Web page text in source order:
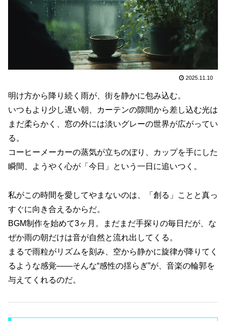
2025.11.10
明け方から降り続く雨が、街を静かに包み込む。
いつもより少し遅い朝、カーテンの隙間から差し込む光は
まだ柔らかく、窓の外には淡いグレーの世界が広がってい
る。
コーヒーメーカーの蒸気が立ちのぼり、カップを手にした
瞬間、ようやく心が「今日」という一日に追いつく。
私がこの時間を愛してやまないのは、「創る」ことと真っ
すぐに向き合えるからだ。
BGM制作を始めて3ヶ月。まだまだ手探りの毎日だが、な
ぜか雨の朝だけは音が自然と流れ出してくる。
まるで雨粒がリズムを刻み、空から静かに旋律が降りてく
るような感覚――そんな“感性の揺らぎ”が、音楽の輪郭を
与えてくれるのだ。